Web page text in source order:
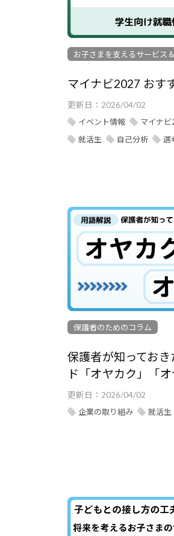
お子さまを支えるサービス
マイナビ2027 おす
更新日： 2026/04/02
イベント情報
マイナ
就活生
自己分析 選
保護者のためのコラム
保護者が知ってお
ド「オヤカク」「オ
更新日： 2026/04/02
企業の取り組み
就活生